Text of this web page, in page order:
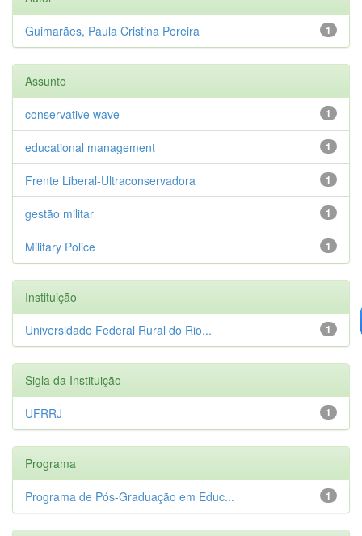
1
Guimarães, Paula Cristina Pereira
Assunto
1
conservative wave
1
educational management
1
Frente Liberal-Ultraconservadora
1
gestão militar
1
Military Police
Instituição
1
Universidade Federal Rural do Rio...
Sigla da Instituição
1
UFRRJ
Programa
1
Programa de Pós-Graduação em Educ...